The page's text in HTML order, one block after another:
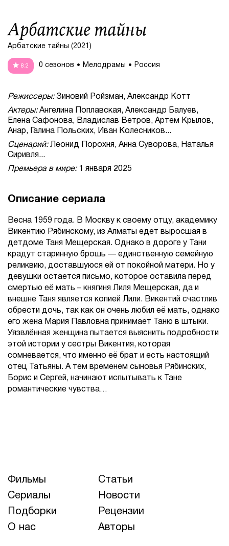
Арбатские тайны
Арбатские тайны (2021)
8.2 0 сезонов Мелодрамы Россия
Режиссеры:Зиновий Ройзман, Александр Котт
Актеры:Ангелина Поплавская, Александр Балуев,
Елена Сафонова, Владислав Ветров, Артем Крылов,
Анар, Галина Польских, Иван Колесников...
Сценарий:Леонид Порохня, Анна Суворова, Наталья
Сиривля...
Премьера в мире:1 января 2025
Описание сериала
Весна 1959 года. В Москву к своему отцу, академику
Викентию Рябинскому, из Алматы едет выросшая в
детдоме Таня Мещерская. Однако в дороге у Тани
крадут старинную брошь — единственную семейную
реликвию, доставшуюся ей от покойной матери. Но у
девушки остается письмо, которое оставила перед
смертью её мать – княгиня Лиля Мещерская, да и
внешне Таня является копией Лили. Викентий счастлив
обрести дочь, так как он очень любил её мать, однако
его жена Мария Павловна принимает Таню в штыки.
Уязвлённая женщина пытается выяснить подробности
этой истории у сестры Викентия, которая
сомневается, что именно её брат и есть настоящий
отец Татьяны. А тем временем сыновья Рябинских,
Борис и Сергей, начинают испытывать к Тане
романтические чувства…
Фильмы
Статьи
Сериалы
Новости
Подборки
Рецензии
О нас
Авторы